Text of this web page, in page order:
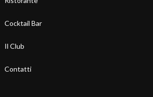
Cocktail Bar
Il Club
Contatti